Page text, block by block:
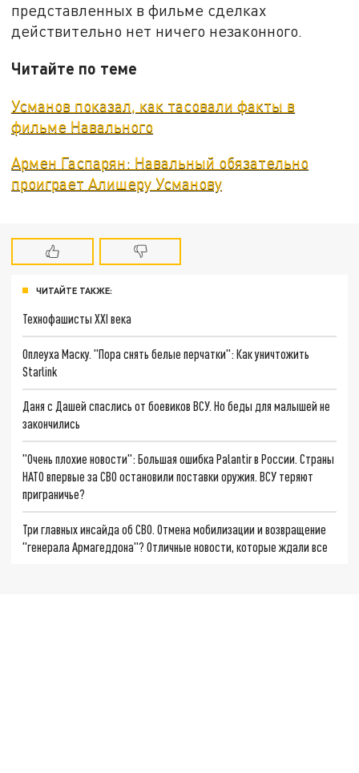
представленных в фильме сделках
действительно нет ничего незаконного.
Читайте по теме
Усманов показал, как тасовали факты в
фильме Навального
Армен Гаспарян: Навальный обязательно
проиграет Алишеру Усманову
ЧИТАЙТЕ ТАКЖЕ:
Технофашисты XXI века
Оплеуха Маску. "Пора снять белые перчатки": Как уничтожить
Starlink
Даня с Дашей спаслись от боевиков ВСУ. Но беды для малышей не
закончились
"Очень плохие новости": Большая ошибка Palantir в России. Страны
НАТО впервые за СВО остановили поставки оружия. ВСУ теряют
приграничье?
Три главных инсайда об СВО. Отмена мобилизации и возвращение
"генерала Армагеддона"? Отличные новости, которые ждали все